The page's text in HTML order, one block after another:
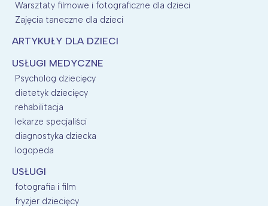
Warsztaty filmowe i fotograficzne dla dzieci
Zajęcia taneczne dla dzieci
ARTYKUŁY DLA DZIECI
USŁUGI MEDYCZNE
Psycholog dziecięcy
dietetyk dziecięcy
rehabilitacja
lekarze specjaliści
diagnostyka dziecka
logopeda
USŁUGI
fotografia i film
fryzjer dziecięcy